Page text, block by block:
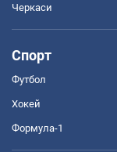
Черкаси
Спорт
Футбол
Хокей
Формула-1